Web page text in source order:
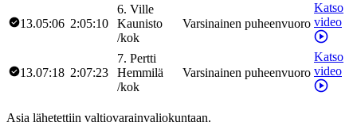
13.05:06 2:05:10
6. Ville
Kaunisto
/kok
Varsinainen puheenvuoro
Katso
video
13.07:18 2:07:23
7. Pertti
Hemmilä
/kok
Varsinainen puheenvuoro
Katso
video
Asia lähetettiin valtiovarainvaliokuntaan.